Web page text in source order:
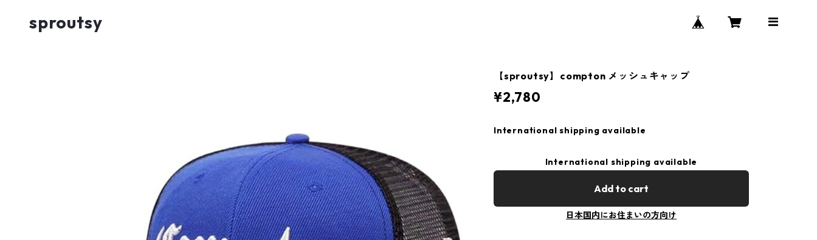
sproutsy
【sproutsy】compton メッシュキャップ
¥2,780
International shipping available
International shipping available
Add to cart
日本国内にお住まいの方向け